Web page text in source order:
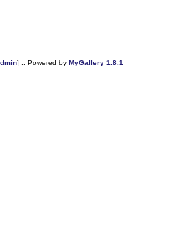
] :: Powered by MyGallery 1.8.1